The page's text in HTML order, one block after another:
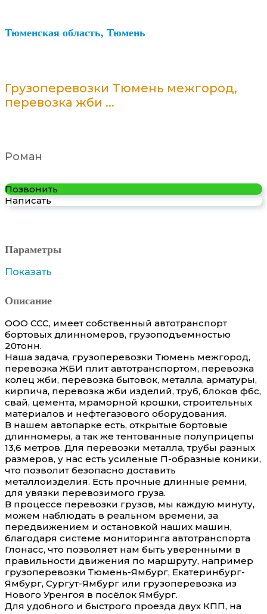
Тюменская область, Тюмень
Грузоперевозки Тюмень межгород,
перевозка жби ...
Роман
Позвонить
Написать
Параметры
Показать
Описание
ООО ССС, имеет собственный автотранспорт
бортовых длинномеров, грузоподъемностью
20тонн.
Наша задача, грузоперевозки Тюмень межгород,
перевозка ЖБИ плит автотранспортом, перевозка
колец жби, перевозка бытовок, металла, арматуры,
кирпича, перевозка жби изделий, труб, блоков фбс,
свай, цемента, мраморной крошки, строительных
материалов и нефтегазового оборудования.
В нашем автопарке есть, открытые бортовые
длинномеры, а так же тентованные полуприцепы
13,6 метров. Для перевозки металла, трубы разных
размеров, у нас есть усиленые П-образные коники,
что позволит безопасно доставить
металлоизделия. Есть прочные длинные ремни,
для увязки перевозимого груза.
В процессе перевозки грузов, мы каждую минуту,
можем наблюдать в реальном времени, за
передвижением и остановкой наших машин,
благодаря системе мониторинга автотранспорта
Глонасс, что позволяет нам быть уверенными в
правильности движения по маршруту, например
грузоперевозки Тюмень-Ямбург, Екатеринбург-
Ямбург, Сургут-Ямбург или грузоперевозка из
Нового Уренгоя в посёлок Ямбург.
Для удобного и быстрого проезда двух КПП, на